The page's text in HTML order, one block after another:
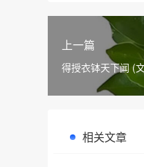
上一篇
得授衣钵天下闻 (
相关文章